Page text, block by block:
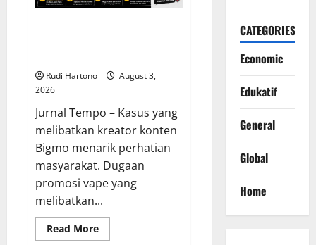
Skrining
Rudi Hartono
August 3,
2026
Jurnal Tempo – Kasus yang
melibatkan kreator konten
Bigmo menarik perhatian
masyarakat. Dugaan
promosi vape yang
melibatkan...
Read MoreRead
more
CATEGORIES
Economic
Edukatif
General
Global
Home